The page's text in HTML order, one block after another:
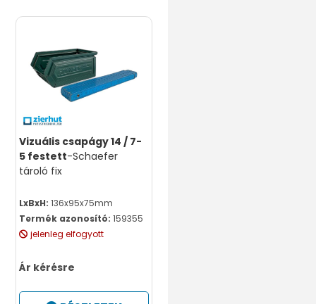
Vizuális csapágy 14 / 7-
5 festett-Schaefer
tároló fix
LxBxH: 136x95x75mm
Termék azonosító: 159355
jelenleg elfogyott
Ár kérésre